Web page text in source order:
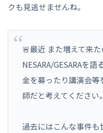
クも見逃せませんね。
🚨最近 また増えて来
NESARA/GESARAを
金を募ったり講演会
師だと考えてくだ
過去にはこんな事件も